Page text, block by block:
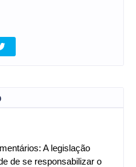
A legislação
de se responsabilizar o